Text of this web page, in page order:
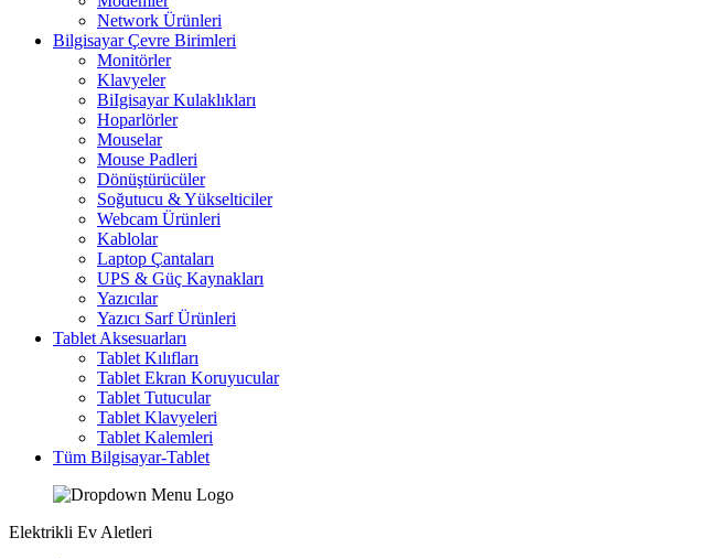
Network Ürünleri
Bilgisayar Çevre Birimleri
Monitörler
Klavyeler
BiIgisayar Kulaklıkları
Hoparlörler
Mouselar
Mouse Padleri
Dönüştürücüler
Soğutucu & Yükselticiler
Webcam Ürünleri
Kablolar
Laptop Çantaları
UPS & Güç Kaynakları
Yazıcılar
Yazıcı Sarf Ürünleri
Tablet Aksesuarları
Tablet Kılıfları
Tablet Ekran Koruyucular
Tablet Tutucular
Tablet Klavyeleri
Tablet Kalemleri
Tüm Bilgisayar-Tablet
Elektrikli Ev Aletleri